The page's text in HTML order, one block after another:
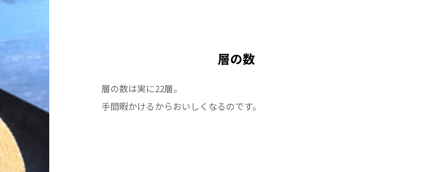
層の数
層の数は実に22層。
手間暇かけるからおいしくなるのです。